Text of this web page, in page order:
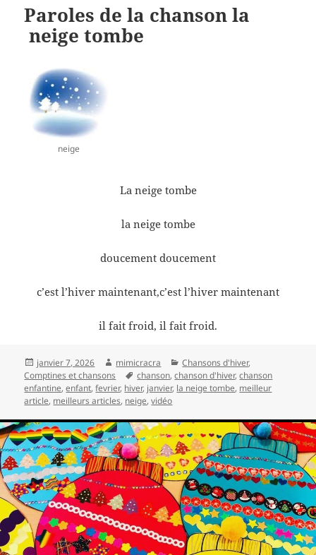
Paroles de la chanson la
neige tombe
neige
La neige tombe
la neige tombe
doucement doucement
c’est l’hiver maintenant,c’est l’hiver maintenant
il fait froid, il fait froid.
Publié
le
janvier 7, 2026 Auteur
mimicracra Catégories
Chansons d'hiver,
Comptines et chansons
Mots-
clés
chanson,chanson d'hiver,chanson
enfantine,enfant,fevrier, hiver, janvier, la neige tombe, meilleur
article, meilleurs articles, neige,vidéo